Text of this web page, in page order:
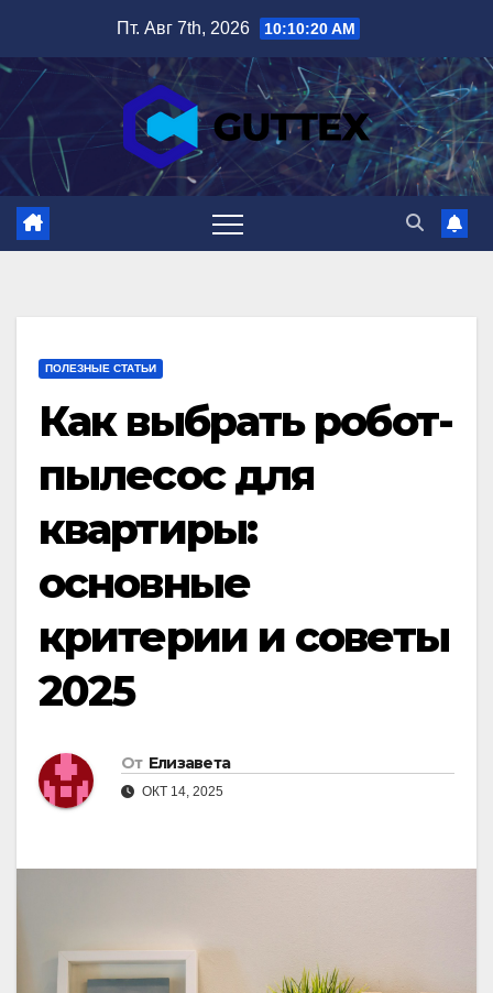
содержимому
Пт. Авг 7th, 2026 10:10:21 AM
ПОЛЕЗНЫЕ СТАТЬИ
Как выбрать робот-
пылесос для
квартиры:
основные
критерии и советы
2025
От Елизавета
ОКТ 14, 2025